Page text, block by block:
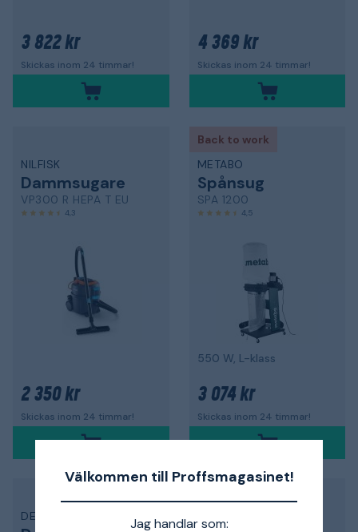
Välkommen till Proffsmagasinet!
Jag handlar som:
3 822 kr
Skickas inom 24 timmar!
4 369 kr
Skickas inom 24 timmar!
NILFISK
Dammsugare
VP300 R HEPA T EU
4,3
2 350 kr
Skickas inom 24 timmar!
Back to work
METABO
Spånsug
SPA 1200
4,5
550 W, L-klass
3 074 kr
Skickas inom 24 timmar!
DEWALT